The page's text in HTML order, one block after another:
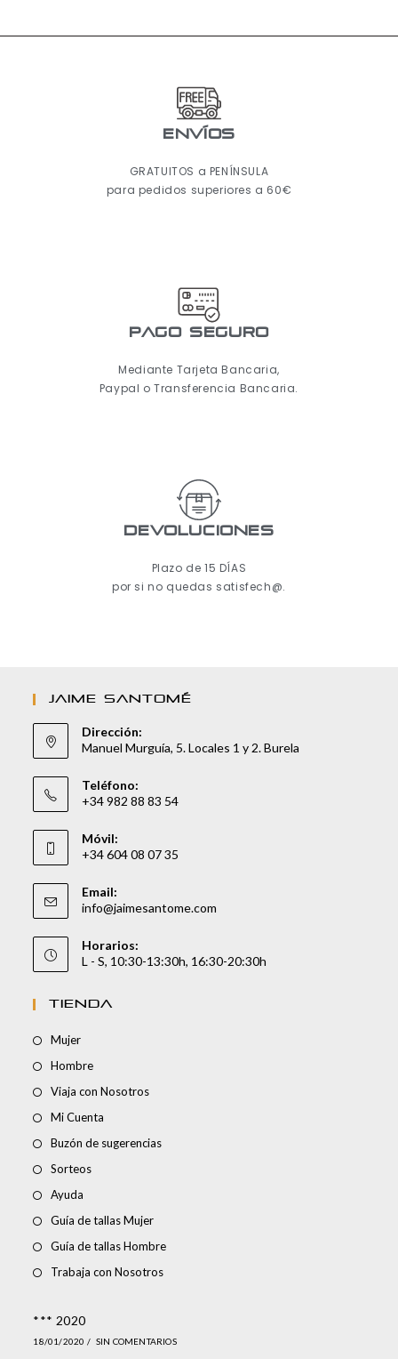
ENVÍOS
GRATUITOS a PENÍNSULA
para pedidos superiores a 60€
pago seguro
Mediante Tarjeta Bancaria,
Paypal o Transferencia Bancaria.
Devoluciones
Plazo de 15 DÍAS
por si no quedas satisfech@.
JAIME SANTOMÉ
Dirección:
Manuel Murguía, 5. Locales 1 y 2. Burela
Teléfono:
+34 982 88 83 54
Móvil:
+34 604 08 07 35
Email:
info@jaimesantome.com
Horarios:
L - S, 10:30-13:30h, 16:30-20:30h
TIENDA
Mujer
Hombre
Viaja con Nosotros
Mi Cuenta
Buzón de sugerencias
Sorteos
Ayuda
Guía de tallas Mujer
Guía de tallas Hombre
Trabaja con Nosotros
*** 2020
18/01/2020 / SIN COMENTARIOS